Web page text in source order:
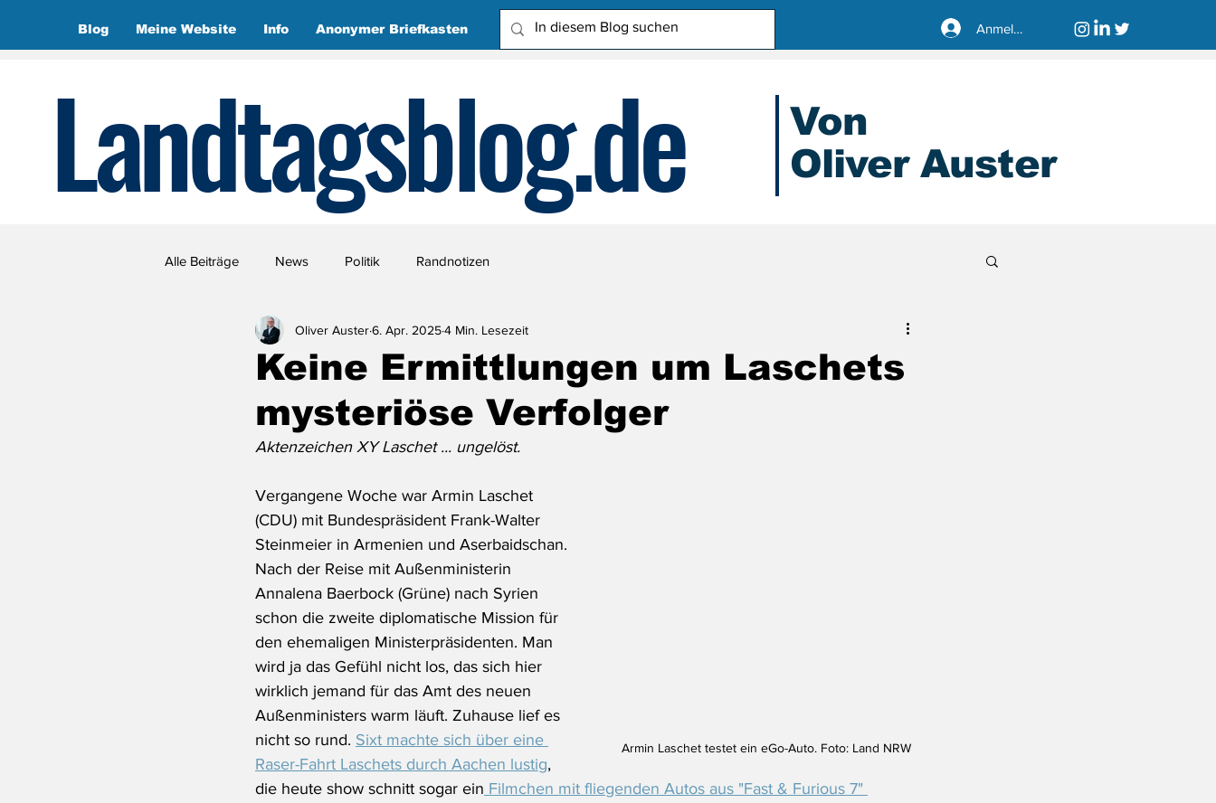
Blog Meine Website Info Anonymer Briefkasten Anmelden
Landtagsblog.de
Von
Oliver Auster
Alle Beiträge News Politik Randnotizen
Keine Ermittlungen um Laschets
mysteriöse Verfolger
Oliver Auster6. Apr. 20254 Min. Lesezeit
Aktenzeichen XY Laschet ... ungelöst.
Armin Laschet testet ein eGo-Auto. Foto: Land NRW
Vergangene Woche war Armin Laschet
(CDU) mit Bundespräsident Frank-Walter
Steinmeier in Armenien und Aserbaidschan.
Nach der Reise mit Außenministerin
Annalena Baerbock (Grüne) nach Syrien
schon die zweite diplomatische Mission für
den ehemaligen Ministerpräsidenten. Man
wird ja das Gefühl nicht los, das sich hier
wirklich jemand für das Amt des neuen
Außenministers warm läuft. Zuhause lief es
nicht so rund. Sixt machte sich über eine
Raser-Fahrt Laschets durch Aachen lustig,
die heute show schnitt sogar ein Filmchen mit fliegenden Autos aus "Fast & Furious 7"